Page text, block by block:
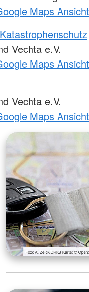
Maps Ansicht
Vechta e.V.
Maps Ansicht
Vechta e.V.
Maps Ansicht